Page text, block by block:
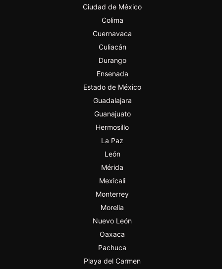
Ciudad de México
Colima
Cuernavaca
Culiacán
Durango
Ensenada
Estado de México
Guadalajara
Guanajuato
Hermosillo
La Paz
León
Mérida
Mexicali
Monterrey
Morelia
Nuevo León
Oaxaca
Pachuca
Playa del Carmen